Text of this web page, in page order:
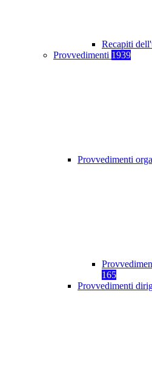
Recapiti
Provvedimenti 1939
Provvedimenti
165
Provvedimenti